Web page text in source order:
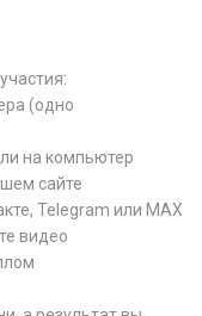
(одно
на компьютер
сайте
Telegram или MAX
видео